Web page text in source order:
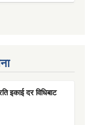
इकाई दर विधिबाट